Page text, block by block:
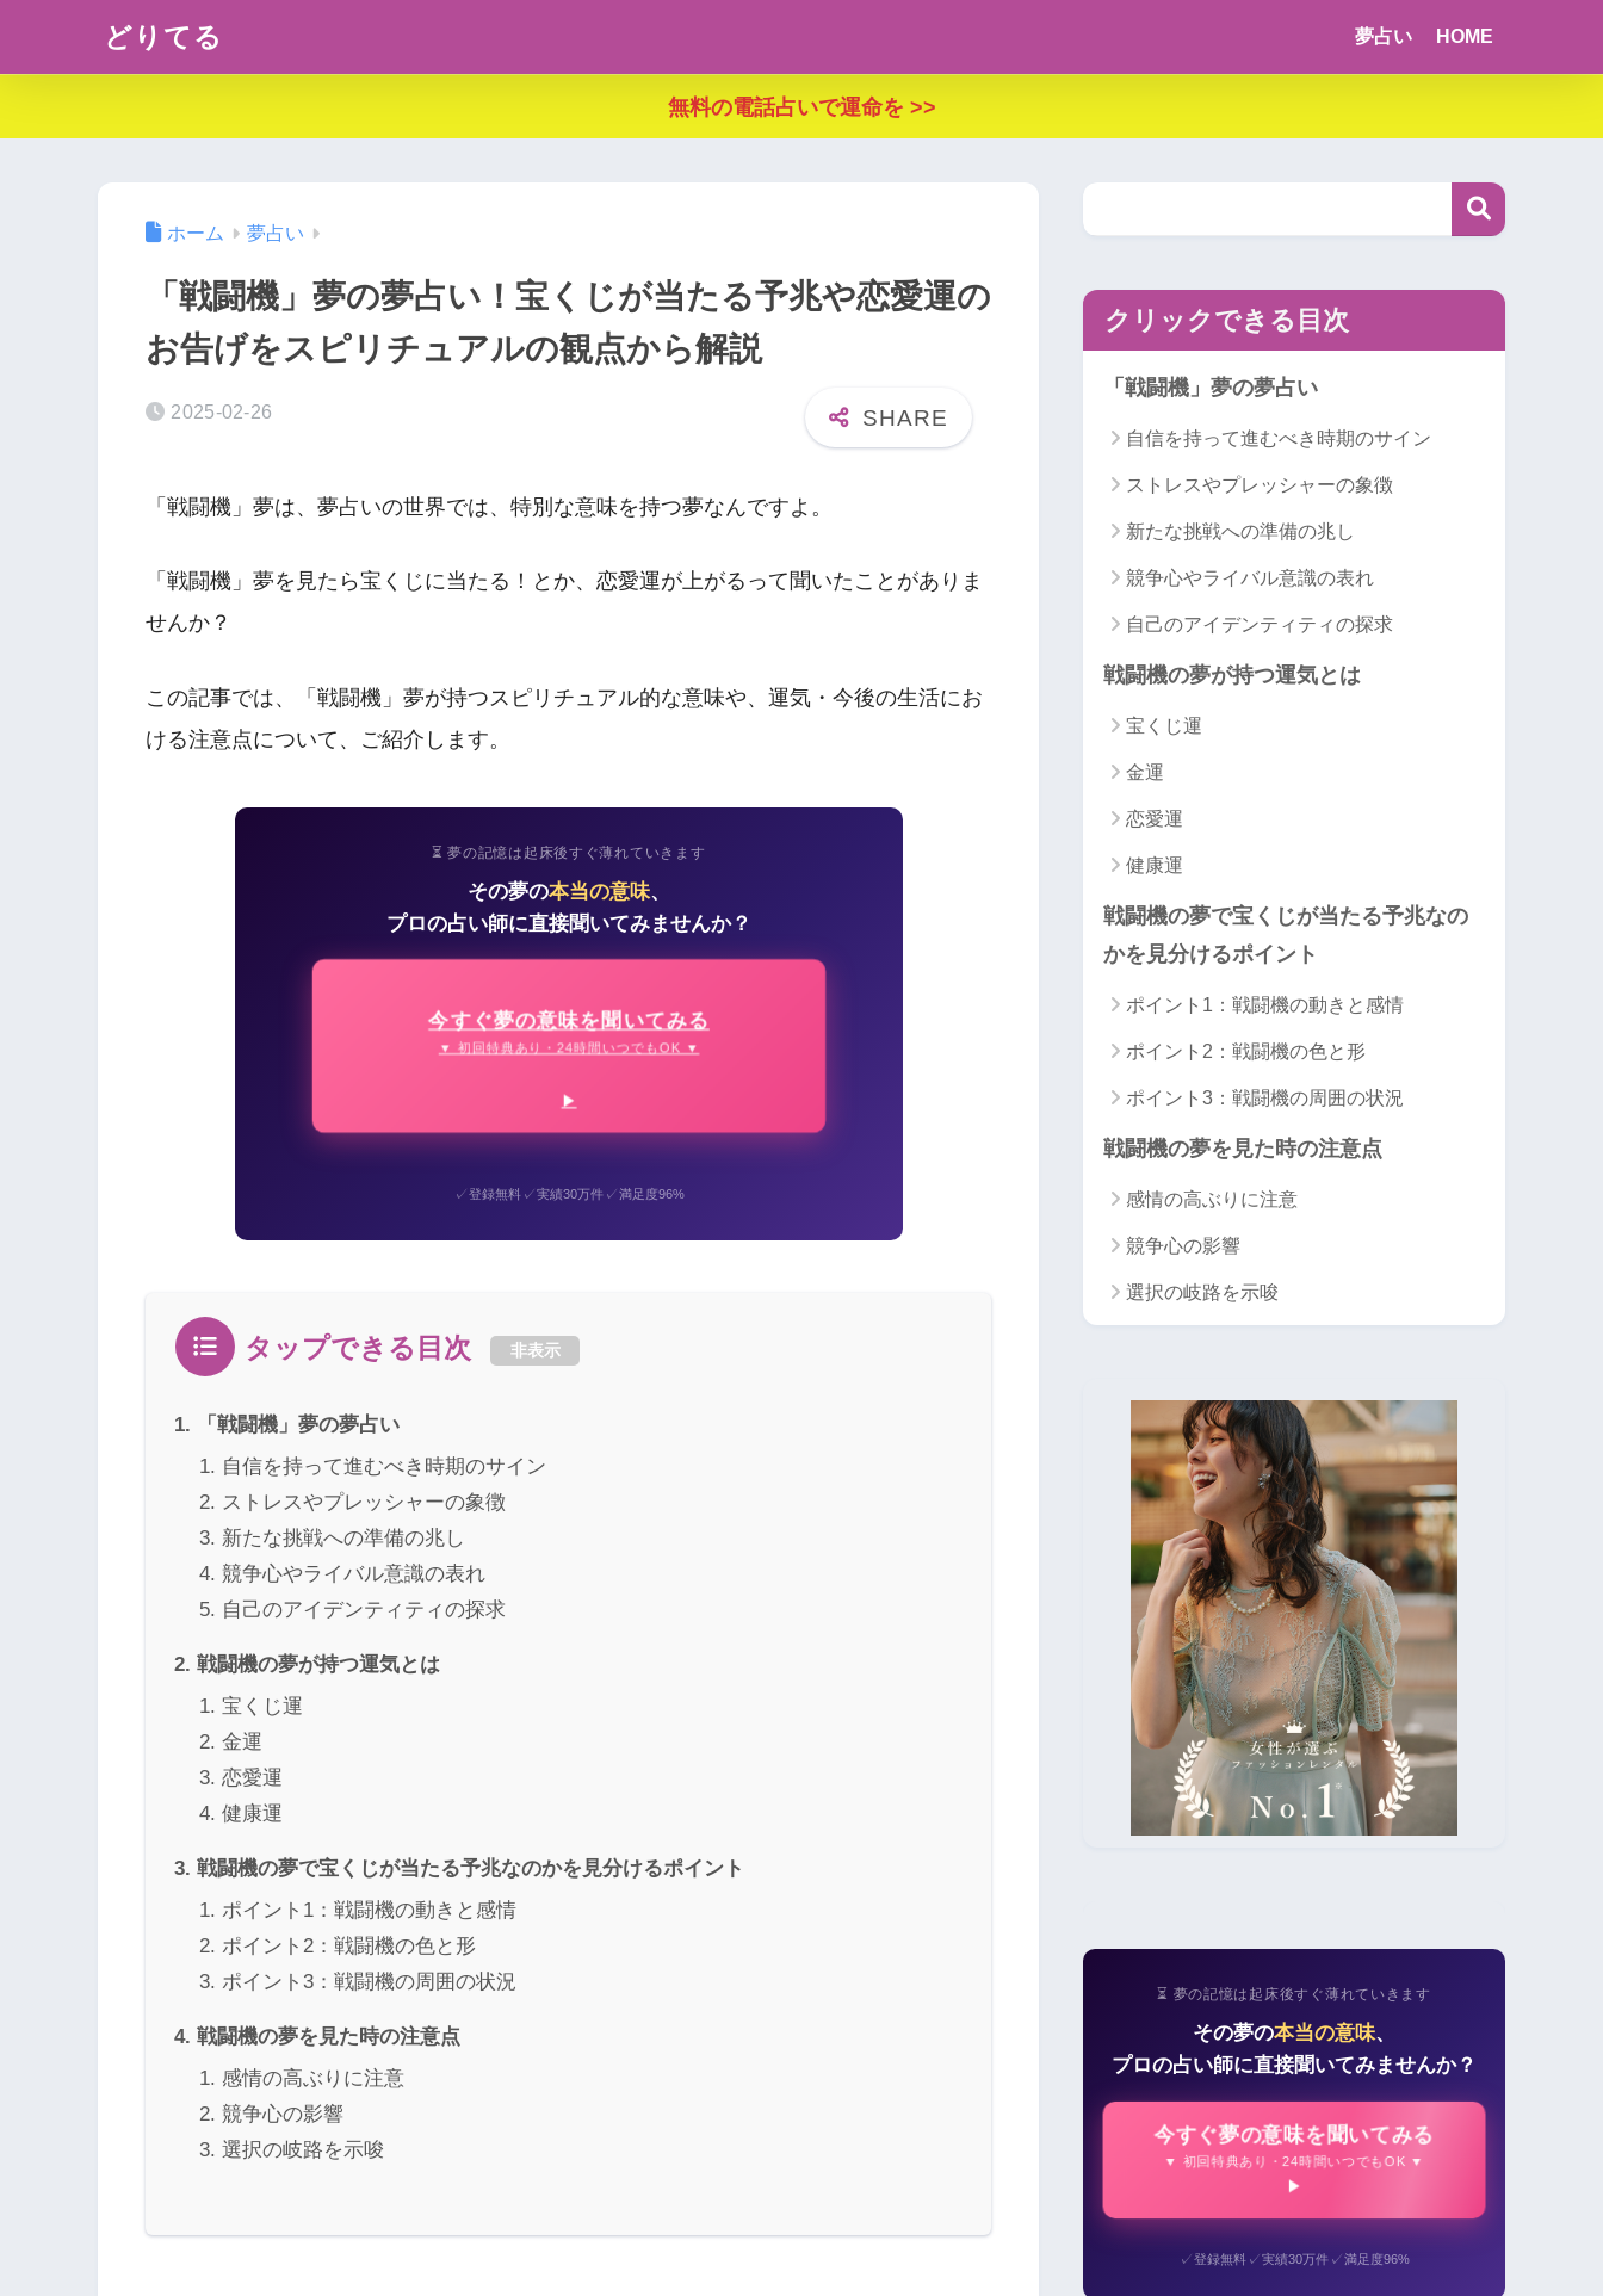
どりてる 夢占い HOME
無料の電話占いで運命を >>
ホーム 夢占い
「戦闘機」夢の夢占い！宝くじが当たる予兆や恋愛運の
お告げをスピリチュアルの観点から解説
2025-02-26
「戦闘機」夢は、夢占いの世界では、特別な意味を持つ夢なんですよ。
「戦闘機」夢を見たら宝くじに当たる！とか、恋愛運が上がるって聞いたことがありま
せんか？
この記事では、「戦闘機」夢が持つスピリチュアル的な意味や、運気・今後の生活にお
ける注意点について、ご紹介します。
⏳ 夢の記憶は起床後すぐ薄れていきます
その夢の本当の意味、
プロの占い師に直接聞いてみませんか？
今すぐ夢の意味を聞いてみる
▼ 初回特典あり・24時間いつでもOK ▼
✓登録無料✓実績30万件✓満足度96%
タップできる目次 非表示
「戦闘機」夢の夢占い
自信を持って進むべき時期のサイン
ストレスやプレッシャーの象徴
新たな挑戦への準備の兆し
競争心やライバル意識の表れ
自己のアイデンティティの探求
戦闘機の夢が持つ運気とは
宝くじ運
金運
恋愛運
健康運
戦闘機の夢で宝くじが当たる予兆なのかを見分けるポイント
ポイント1：戦闘機の動きと感情
ポイント2：戦闘機の色と形
ポイント3：戦闘機の周囲の状況
戦闘機の夢を見た時の注意点
感情の高ぶりに注意
競争心の影響
選択の岐路を示唆
クリックできる目次
「戦闘機」夢の夢占い
自信を持って進むべき時期のサイン
ストレスやプレッシャーの象徴
新たな挑戦への準備の兆し
競争心やライバル意識の表れ
自己のアイデンティティの探求
戦闘機の夢が持つ運気とは
宝くじ運
金運
恋愛運
健康運
戦闘機の夢で宝くじが当たる予兆なの
かを見分けるポイント
ポイント1：戦闘機の動きと感情
ポイント2：戦闘機の色と形
ポイント3：戦闘機の周囲の状況
戦闘機の夢を見た時の注意点
感情の高ぶりに注意
競争心の影響
選択の岐路を示唆
⏳ 夢の記憶は起床後すぐ薄れていきます
その夢の本当の意味、
プロの占い師に直接聞いてみませんか？
今すぐ夢の意味を聞いてみる
▼ 初回特典あり・24時間いつでもOK ▼
✓登録無料 ✓実績30万件 ✓満足度96%